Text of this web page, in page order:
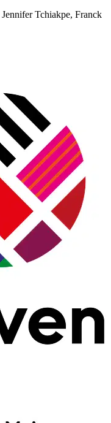
Tchiakpe, Franck